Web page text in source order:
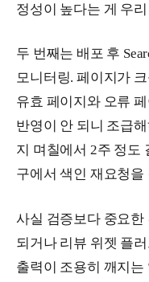
정성이 높다는 게 우
두 번째는 배포 후
모니터링. 페이지가
유효 페이지와 오류
반영이 안 되니 조급
지 며칠에서 2주 정도
구에서 색인 재요청을
사실 검증보다 중요한
되거나 리뷰 위젯 플
출력이 조용히 깨지는